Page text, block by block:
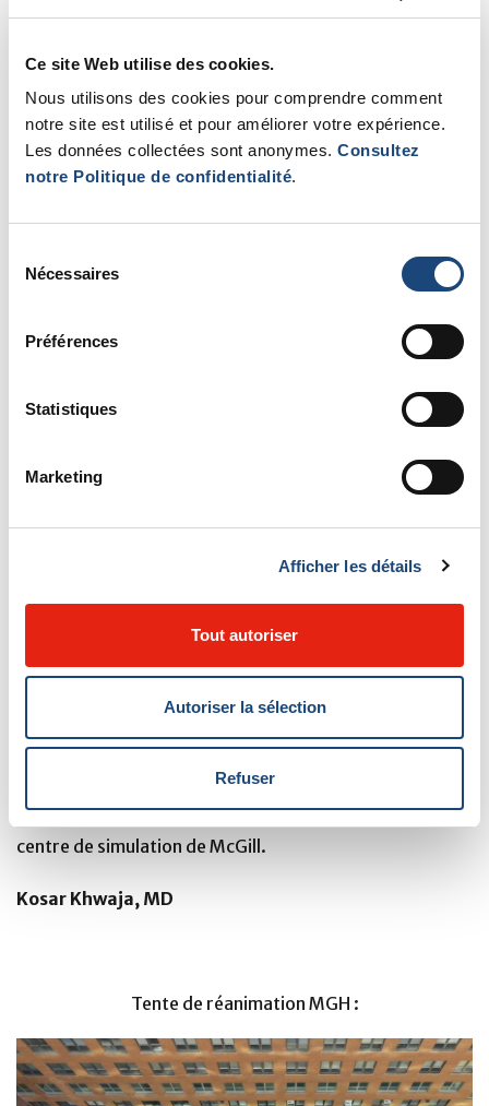
Ce site Web utilise des cookies.
Nous utilisons des cookies pour comprendre comment
notre site est utilisé et pour améliorer votre expérience.
Les données collectées sont anonymes. Consultez
notre Politique de confidentialité.
Nécessaires
Préférences
Statistiques
Marketing
Afficher les détails
Tout autoriser
Autoriser la sélection
Refuser
La tente est équipée de tout le matériel de réanimation
nécessaire (avec capacité de radiographie portable)
Nous tenons à remercier les multiples équipes qui ont
participé à cette initiative, notamment le programme
de traumatologie, le service des urgences, les soins
infirmiers, les services de Prévention et contrôle des
infections, les services techniques, les services
biomédicaux, le multimédia, l'entretien ménager et le
centre de simulation de McGill.
Kosar Khwaja, MD
Tente de réanimation MGH :